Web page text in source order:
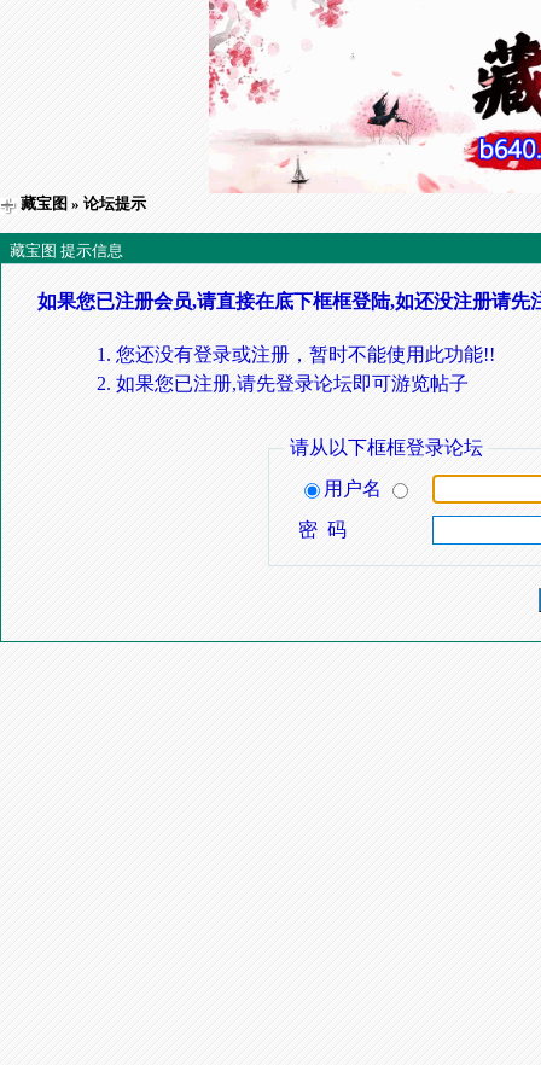
藏宝图 » 论坛提示
藏宝图 提示信息
如果您已注册会员,请直接在底下框框登陆,如还没注册请先
您还没有登录或注册，暂时不能使用此功能!!
如果您已注册,请先登录论坛即可游览帖子
请从以下框框登录论坛
用户名
密 码